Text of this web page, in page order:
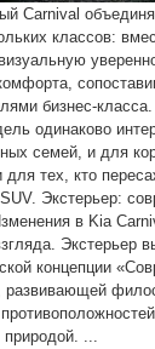
Carnival
классов:
бизнес-
одинаково
семей, и для
для тех, кто
Экстерьер:
в Kia
Экстерьер
концепции
развивающей
природой. ...